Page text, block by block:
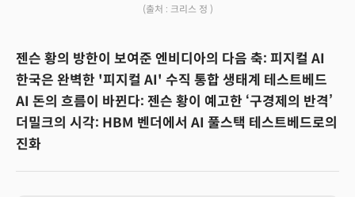
(출처 : 크리스 정 )
젠슨 황의 방한이 보여준 엔비디아의 다음 축: 피지컬 AI
한국은 완벽한 '피지컬 AI' 수직 통합 생태계 테스트베드
AI 돈의 흐름이 바뀐다: 젠슨 황이 예고한 ‘구경제의 반격’
더밀크의 시각: HBM 벤더에서 AI 풀스택 테스트베드로의
진화